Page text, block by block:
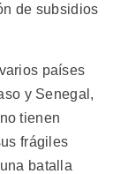
de subsidios
países
y Senegal,
tienen
frágiles
batalla